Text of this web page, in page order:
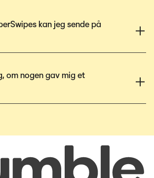
kan jeg sende på
om nogen gav mig et